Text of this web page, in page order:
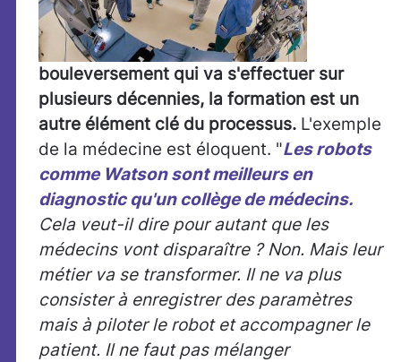
bouleversement qui va s'effectuer sur
plusieurs décennies, la formation est un
autre élément clé du processus. L'exemple
de la médecine est éloquent. "Les robots
comme Watson sont meilleurs en
diagnostic qu'un collège de médecins.
Cela veut-il dire pour autant que les
médecins vont disparaître ? Non. Mais leur
métier va se transformer. Il ne va plus
consister à enregistrer des paramètres
mais à piloter le robot et accompagner le
patient. Il ne faut pas mélanger